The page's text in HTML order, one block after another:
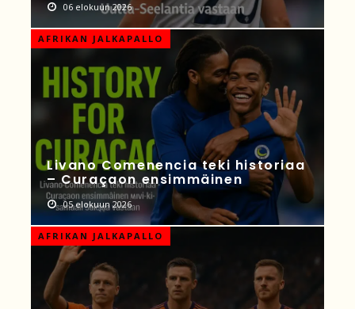
06 elokuun 2026
AFRIKAN JALKAPALLO
Livano Comenencia teki historiaa
– Curaçaon ensimmäinen
05 elokuun 2026
AFRIKAN JALKAPALLO